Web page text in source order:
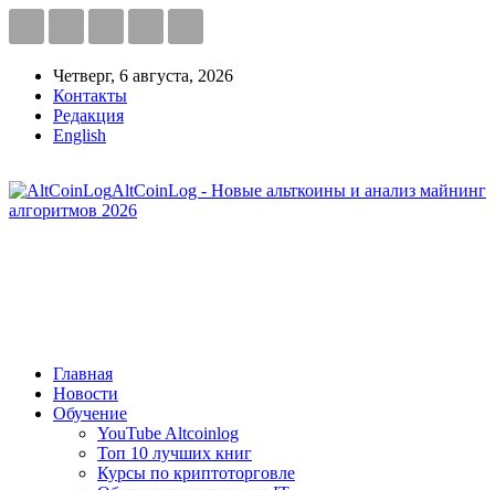
Четверг, 6 августа, 2026
Контакты
Редакция
English
AltCoinLog - Новые альткоины и анализ майнинг
алгоритмов 2026
Главная
Новости
Обучение
YouTube Altcoinlog
Топ 10 лучших книг
Курсы по криптоторговле